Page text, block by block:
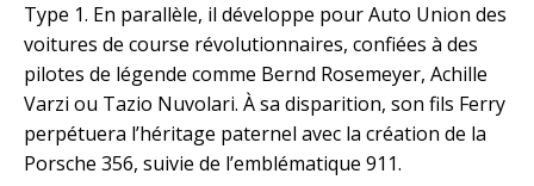
Type 1. En parallèle, il développe pour Auto Union des
voitures de course révolutionnaires, confiées à des
pilotes de légende comme Bernd Rosemeyer, Achille
Varzi ou Tazio Nuvolari. À sa disparition, son fils Ferry
perpétuera l’héritage paternel avec la création de la
Porsche 356, suivie de l’emblématique 911.